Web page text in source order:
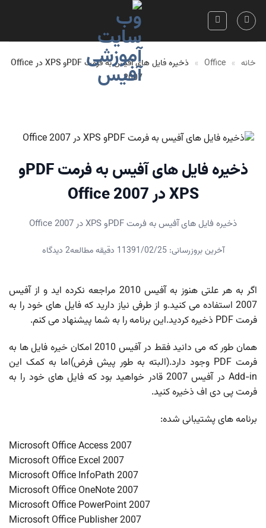
Skip
خانه »
Office
»
ذخیره فایل های آفیس به فرمت PDFو XPS در Office
2007
ذخیره فایل های آفیس به فرمت PDFو
XPS در Office 2007
ذخیره فایل های آفیس به فرمت PDFو XPS در Office 2007
آخرین بروزرسانی: 1391/02/25 1 دقیقه مطالعه 2 دیدگاه
اگر به هر علتی هنوز به آفیس 2010 مراجعه نکرده اید و از آفیس
2007 استفاده می کنید.و از طرفی نیاز دارید که فایل های خود را به
فرمت PDF ذخیره کردید.این برنامه را به شما پیشنهاد می کنم.
همان طور که می دانید فقط در آفیس 2010 امکان خیره فایل ها به
فرمت PDF وجود دارد.(البته به طور پیش فرض)اما به کمک این
Add-in در آفیس 2007 قادر خواهید بود که فایل های خود را به
فرمت پی دی اف ذخیره کنید.
برنامه های پشتیبانی شده:
Microsoft Office Excel 2007
Microsoft Office InfoPath 2007
Microsoft Office OneNote 2007
Microsoft Office PowerPoint 2007
Microsoft Office Publisher 2007